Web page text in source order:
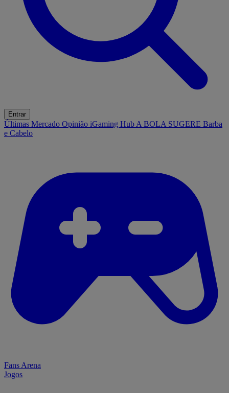
Entrar
Últimas Mercado Opinião iGaming Hub A BOLA SUGERE Barba
e Cabelo
Fans Arena
Jogos